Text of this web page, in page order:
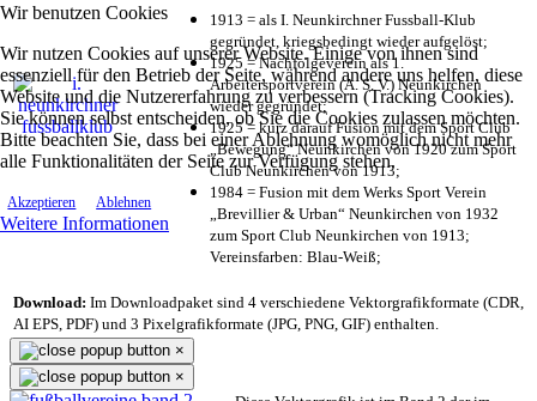
Wir benutzen Cookies
Wir nutzen Cookies auf unserer Website. Einige von ihnen sind
essenziell für den Betrieb der Seite, während andere uns helfen, diese
Website und die Nutzererfahrung zu verbessern (Tracking Cookies).
Sie können selbst entscheiden, ob Sie die Cookies zulassen möchten.
Bitte beachten Sie, dass bei einer Ablehnung womöglich nicht mehr
alle Funktionalitäten der Seite zur Verfügung stehen.
Akzeptieren Ablehnen
Weitere Informationen
1913 = als I. Neunkirchner Fussball-Klub
gegründet, kriegsbedingt wieder aufgelöst;
1925 = Nachfolgeverein als 1.
Arbeitersportverein (A. S. V.) Neunkirchen
wieder gegründet;
1925 = kurz darauf Fusion mit dem Sport Club
„Bewegung“ Neunkirchen von 1920 zum Sport
Club Neunkirchen von 1913;
1984 = Fusion mit dem Werks Sport Verein
„Brevillier & Urban“ Neunkirchen von 1932
zum Sport Club Neunkirchen von 1913;
Vereinsfarben: Blau-Weiß;
Download: Im Downloadpaket sind 4 verschiedene Vektorgrafikformate (CDR,
AI EPS, PDF) und 3 Pixelgrafikformate (JPG, PNG, GIF) enthalten.
×
×